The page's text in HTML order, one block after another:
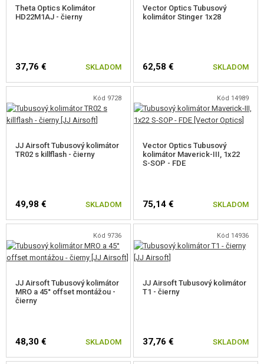
NOVÝ TOVAR
KONTAKT
Theta Optics Kolimátor
HD22M1AJ - čierny
37,76 € SKLADOM
Vector Optics Tubusový
kolimátor Stinger 1x28
62,58 € SKLADOM
Kód 9728
JJ Airsoft Tubusový kolimátor
TR02 s killflash - čierny
49,98 € SKLADOM
Kód 14989
Vector Optics Tubusový
kolimátor Maverick-III, 1x22
S-SOP - FDE
75,14 € SKLADOM
Kód 9736
JJ Airsoft Tubusový kolimátor
MRO a 45° offset montážou -
čierny
48,30 € SKLADOM
Kód 14936
JJ Airsoft Tubusový kolimátor
T1 - čierny
37,76 € SKLADOM